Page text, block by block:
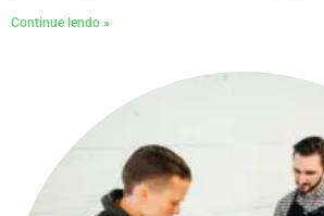
Continue lendo »